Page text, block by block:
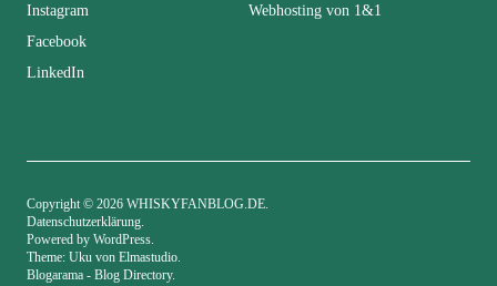
Instagram
Facebook
LinkedIn
Webhosting von 1&1
Copyright © 2026 WHISKYFANBLOG.DE
Datenschutzerklärung
Powered by WordPress
Theme: Uku von Elmastudio
Blogarama - Blog Directory